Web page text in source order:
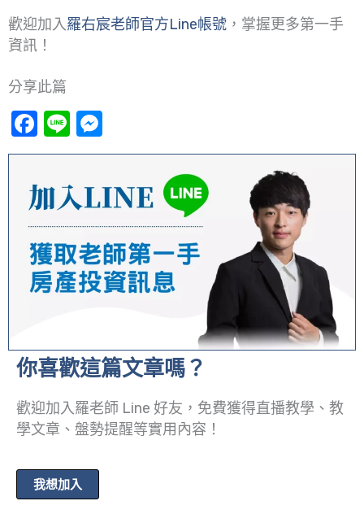
歡迎加入羅右宸老師官方Line帳號 ，掌握更多第一手
資訊！
分享此篇
Facebook
Line
你喜歡這篇文章嗎？
歡迎加入羅老師 Line 好友，免費獲得直播教學、教
學文章、盤勢提醒等實用內容！
我想加入